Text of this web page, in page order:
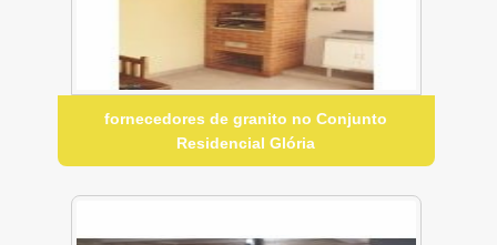
fornecedores de granito no Conjunto
Residencial Glória